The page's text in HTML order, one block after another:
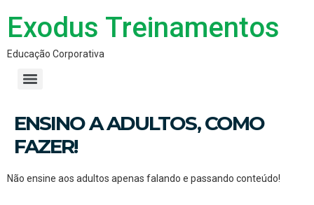
Exodus Treinamentos
Educação Corporativa
ENSINO A ADULTOS, COMO
FAZER!
Não ensine aos adultos apenas falando e passando conteúdo!